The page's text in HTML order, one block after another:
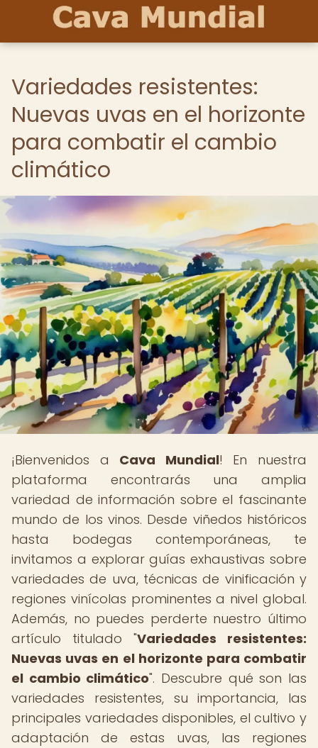
Variedades resistentes:
Nuevas uvas en el horizonte
para combatir el cambio
climático
¡Bienvenidos a Cava Mundial! En nuestra
plataforma encontrarás una amplia
variedad de información sobre el fascinante
mundo de los vinos. Desde viñedos históricos
hasta bodegas contemporáneas, te
invitamos a explorar guías exhaustivas sobre
variedades de uva, técnicas de vinificación y
regiones vinícolas prominentes a nivel global.
Además, no puedes perderte nuestro último
artículo titulado "Variedades resistentes:
Nuevas uvas en el horizonte para combatir
el cambio climático". Descubre qué son las
variedades resistentes, su importancia, las
principales variedades disponibles, el cultivo y
adaptación de estas uvas, las regiones